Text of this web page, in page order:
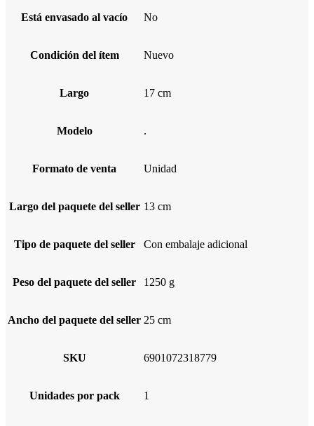
Está envasado al vacío No
Condición del ítem Nuevo
Largo 17 cm
Modelo .
Formato de venta Unidad
Largo del paquete del seller 13 cm
Tipo de paquete del seller Con embalaje adicional
Peso del paquete del seller 1250 g
Ancho del paquete del seller 25 cm
SKU 6901072318779
Unidades por pack 1